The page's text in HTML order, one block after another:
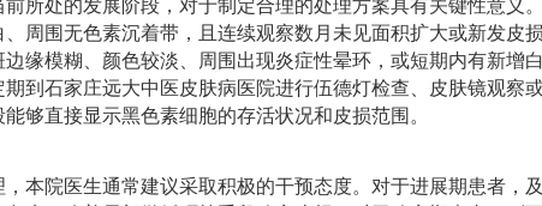
所处的发展阶段，对于制定合理的处理方案具有关键性意义
周围无色素沉着带，且连续观察数月未见面积扩大或新发皮
缘模糊、颜色较淡、周围出现炎症性晕环，或短期内有新增
到石家庄远大中医皮肤病医院进行伍德灯检查、皮肤镜观察
够直接显示黑色素细胞的存活状况和皮损范围。
本院医生通常建议采取积极的干预态度。对于进展期患者，